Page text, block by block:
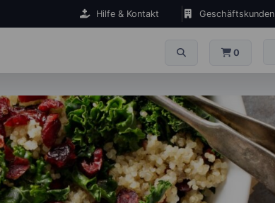
Hilfe & Kontakt Geschäftskunden
0